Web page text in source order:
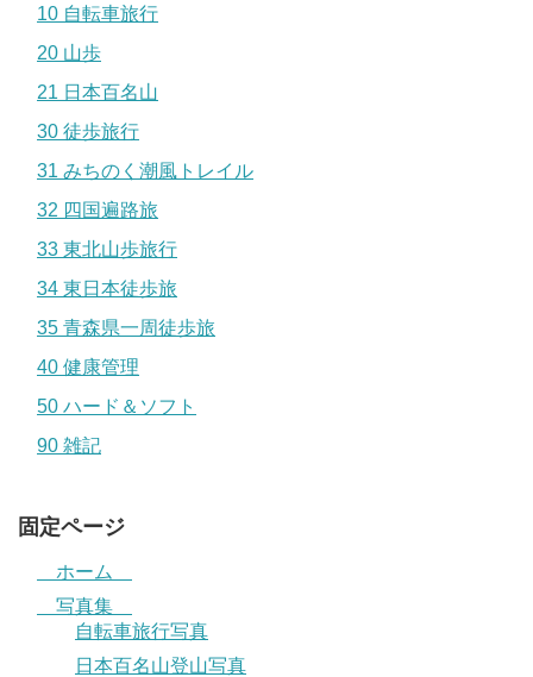
10 自転車旅行
20 山歩
21 日本百名山
30 徒歩旅行
31 みちのく潮風トレイル
32 四国遍路旅
33 東北山歩旅行
34 東日本徒歩旅
35 青森県一周徒歩旅
40 健康管理
50 ハード＆ソフト
90 雑記
固定ページ
ホーム
写真集
自転車旅行写真
日本百名山登山写真